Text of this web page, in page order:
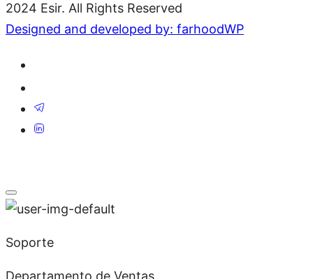
2024 Esir. All Rights Reserved
Designed and developed by: farhoodWP
Soporte
Departamento de Ventas